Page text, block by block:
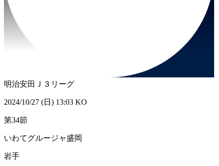
明治安田Ｊ３リーグ
2024/10/27 (日) 13:03 KO
第34節
いわてグルージャ盛岡
岩手